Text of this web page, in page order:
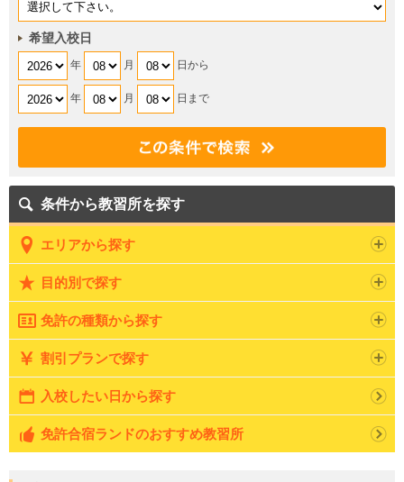
希望入校日
年 月 日から
年 月 日まで
条件から教習所を探す
エリアから探す
目的別で探す
免許の種類から探す
割引プランで探す
入校したい日から探す
免許合宿ランドのおすすめ教習所